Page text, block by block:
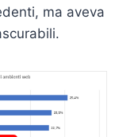
ma aveva